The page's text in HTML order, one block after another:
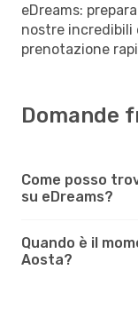
eDreams:
nostre incredibili
prenotazione
Domande
Come posso
su eDreams?
Quando è il
Aosta?